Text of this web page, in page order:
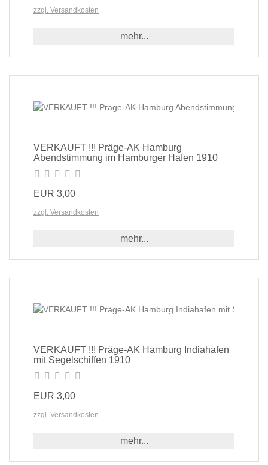
zzgl. Versandkosten
mehr...
VERKAUFT !!! Präge-AK Hamburg
Abendstimmung im Hamburger Hafen 1910
EUR 3,00
zzgl. Versandkosten
mehr...
VERKAUFT !!! Präge-AK Hamburg Indiahafen
mit Segelschiffen 1910
EUR 3,00
zzgl. Versandkosten
mehr...